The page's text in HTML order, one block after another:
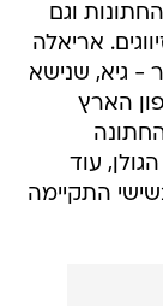
וגם
אריאלה
- גיא, שנישא
הארץ
עוד
התקיימה